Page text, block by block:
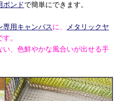
ボンドで簡単にできます。
専用キャンバスに、
メタリックヤ
。
、色鮮やかな風合いが出せる手